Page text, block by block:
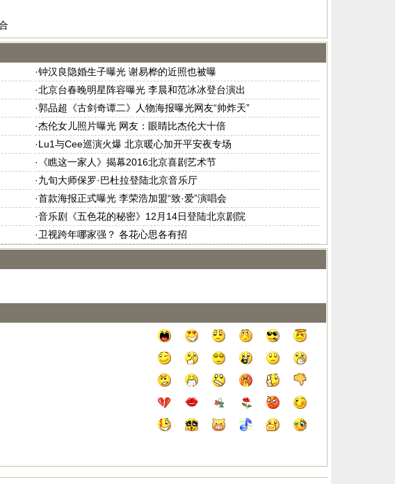
·钟汉良隐婚生子曝光 谢易桦的近照也被曝
·北京台春晚明星阵容曝光 李晨和范冰冰登台演出
·郭品超《古剑奇谭二》人物海报曝光网友“帅炸天”
·杰伦女儿照片曝光 网友：眼睛比杰伦大十倍
·Lu1与Cee巡演火爆 北京暖心加开平安夜专场
·
《瞧这一家人》揭幕2016北京喜剧艺术节
·九旬大师保罗·巴杜拉登陆北京音乐厅
·首款海报正式曝光 李荣浩加盟“致·爱”演唱会
·音乐剧《五色花的秘密》12月14日登陆北京剧院
·卫视跨年哪家强？ 各花心思各有招